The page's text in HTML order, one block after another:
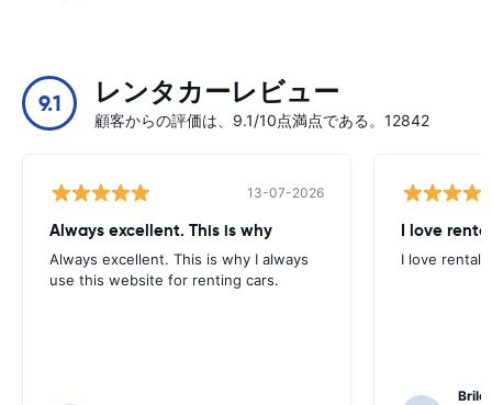
9.1 レンタカーレビュー
顧客からの評価は、9.1/10点満点である。12842
13-07-2026
Always excellent. This is why
Always excellent. This is why I always
use this website for renting cars.
I love
I love rental